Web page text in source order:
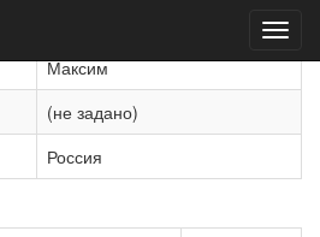
Максим
(не задано)
Россия